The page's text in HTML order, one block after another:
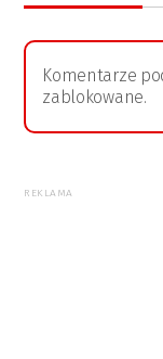
Komentarze
zablokowane.
REKLAMA